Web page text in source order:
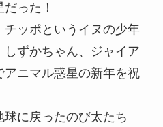
った！
ッポというイヌの少年
ずかちゃん、ジャイア
アニマル惑星の新年を祝
に戻ったのび太たち